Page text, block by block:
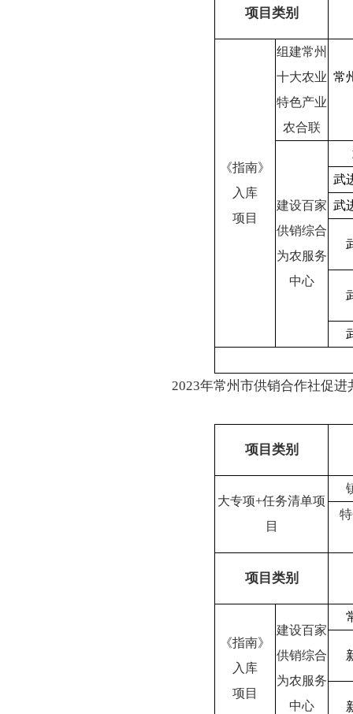
项目类别
《指南》
入库
项目
组建常州
十大农业
特色产业
农合联
常
建设百家
供销综合
为农服务
中心
武
武
2023年常州市供销合作社促
项目类别
大专项+任务清单项
目
项目类别
《指南》
入库
项目
建设百家
供销综合
为农服务
中心